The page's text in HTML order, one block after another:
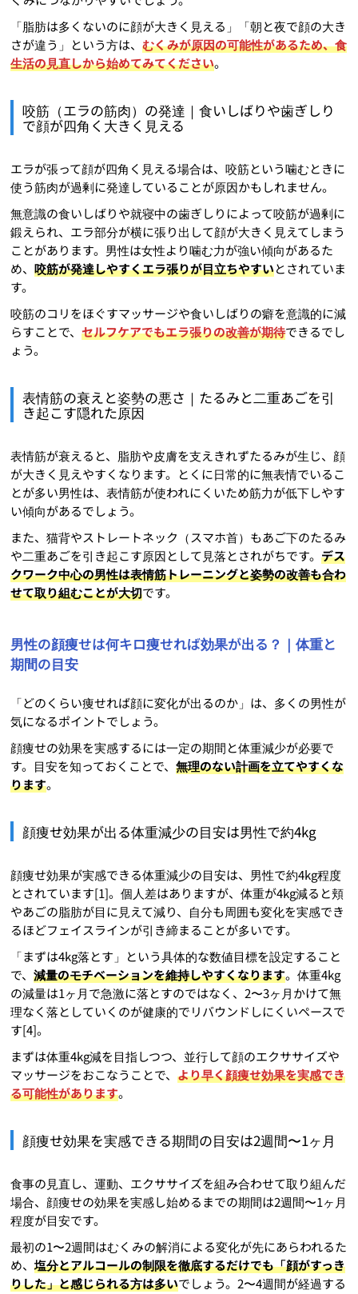
「脂肪は多くないのに顔が大きく見える」「朝と夜で顔の大き
さが違う」という方は、むくみが原因の可能性があるため、食
生活の見直しから始めてみてください。
咬筋（エラの筋肉）の発達｜食いしばりや歯ぎしり
で顔が四角く大きく見える
エラが張って顔が四角く見える場合は、咬筋という噛むときに
使う筋肉が過剰に発達していることが原因かもしれません。
無意識の食いしばりや就寝中の歯ぎしりによって咬筋が過剰に
鍛えられ、エラ部分が横に張り出して顔が大きく見えてしまう
ことがあります。男性は女性より噛む力が強い傾向があるた
め、咬筋が発達しやすくエラ張りが目立ちやすいとされていま
す。
咬筋のコリをほぐすマッサージや食いしばりの癖を意識的に減
らすことで、セルフケアでもエラ張りの改善が期待できるでし
ょう。
表情筋の衰えと姿勢の悪さ｜たるみと二重あごを引
き起こす隠れた原因
表情筋が衰えると、脂肪や皮膚を支えきれずたるみが生じ、顔
が大きく見えやすくなります。とくに日常的に無表情でいるこ
とが多い男性は、表情筋が使われにくいため筋力が低下しやす
い傾向があるでしょう。
また、猫背やストレートネック（スマホ首）もあご下のたるみ
や二重あごを引き起こす原因として見落とされがちです。デス
クワーク中心の男性は表情筋トレーニングと姿勢の改善も合わ
せて取り組むことが大切です。
男性の顔痩せは何キロ痩せれば効果が出る？｜体重と
期間の目安
「どのくらい痩せれば顔に変化が出るのか」は、多くの男性が
気になるポイントでしょう。
顔痩せの効果を実感するには一定の期間と体重減少が必要で
す。目安を知っておくことで、無理のない計画を立てやすくな
ります。
顔痩せ効果が出る体重減少の目安は男性で約4kg
顔痩せ効果が実感できる体重減少の目安は、男性で約4kg程度
とされています[1]。個人差はありますが、体重が4kg減ると頬
やあごの脂肪が目に見えて減り、自分も周囲も変化を実感でき
るほどフェイスラインが引き締まることが多いです。
「まずは4kg落とす」という具体的な数値目標を設定すること
で、減量のモチベーションを維持しやすくなります。体重4kg
の減量は1ヶ月で急激に落とすのではなく、2〜3ヶ月かけて無
理なく落としていくのが健康的でリバウンドしにくいペースで
す[4]。
まずは体重4kg減を目指しつつ、並行して顔のエクササイズや
マッサージをおこなうことで、より早く顔痩せ効果を実感でき
る可能性があります。
顔痩せ効果を実感できる期間の目安は2週間〜1ヶ月
食事の見直し、運動、エクササイズを組み合わせて取り組んだ
場合、顔痩せの効果を実感し始めるまでの期間は2週間〜1ヶ月
程度が目安です。
最初の1〜2週間はむくみの解消による変化が先にあらわれるた
め、塩分とアルコールの制限を徹底するだけでも「顔がすっき
りした」と感じられる方は多いでしょう。2〜4週間が経過する